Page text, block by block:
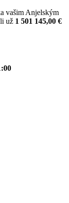
vašim Anjelským
už 1 501 145,00 €